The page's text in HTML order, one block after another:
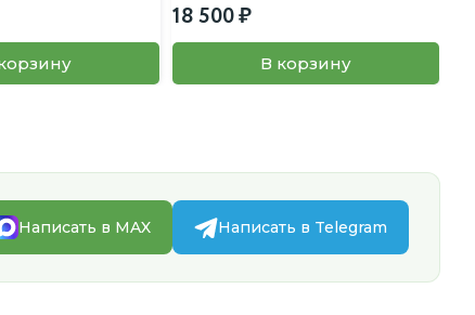
18 500
В корзину
Написать в MAX Написать в Telegram